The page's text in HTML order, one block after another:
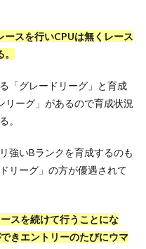
ースを行いCPUは無くレース
「グレードリーグ」と育成
リーグ」があるので育成状況
。
強いBランクを育成するのも
リーグ」の方が優遇されて
スを続けて行うことにな
きエントリーのたびにウマ